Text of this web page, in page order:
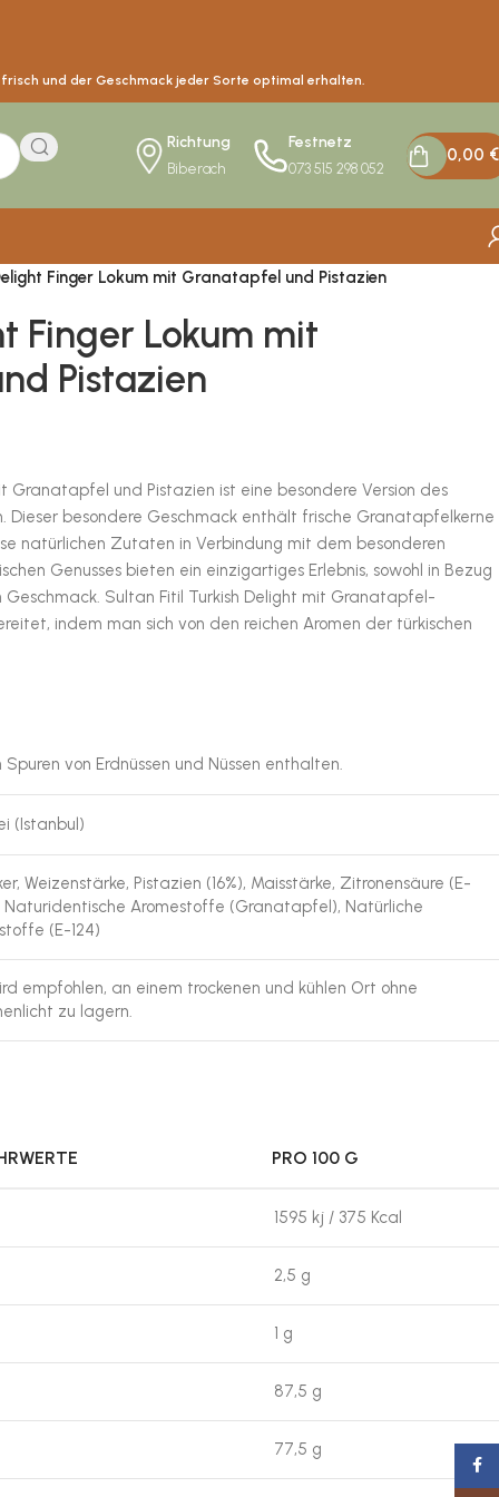
und der Geschmack jeder Sorte optimal erhalten.
Richtung
Biberach
Festnetz
073 515 298 052
0,00 €
Finger Lokum mit Granatapfel und Pistazien
Finger Lokum mit
Pistazien
Granatapfel und Pistazien ist eine besondere Version des
Dieser besondere Geschmack enthält frische Granatapfelkerne
natürlichen Zutaten in Verbindung mit dem besonderen
Genusses bieten ein einzigartiges Erlebnis, sowohl in Bezug
Sultan Fitil Turkish Delight mit Granatapfel-
indem man sich von den reichen Aromen der türkischen
Spuren von Erdnüssen und Nüssen enthalten.
(Istanbul)
Weizenstärke, Pistazien (16%), Maisstärke, Zitronensäure (E-
Naturidentische Aromestoffe (Granatapfel), Natürliche
(E-124)
empfohlen, an einem trockenen und kühlen Ort ohne
zu lagern.
PRO 100 G
1595 kj / 375 Kcal
2,5 g
1 g
87,5 g
77,5 g